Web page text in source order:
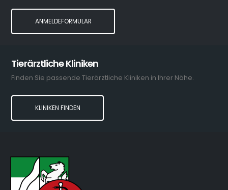
ANMELDEFORMULAR
Tierärztliche Kliniken
Finden Sie passende Tierärztliche Kliniken in Ihrer Nähe.
KLINIKEN FINDEN